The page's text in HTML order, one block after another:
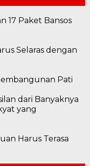
17 Paket Bansos
Selaras dengan
Pati
dari Banyaknya
yang
Harus Terasa